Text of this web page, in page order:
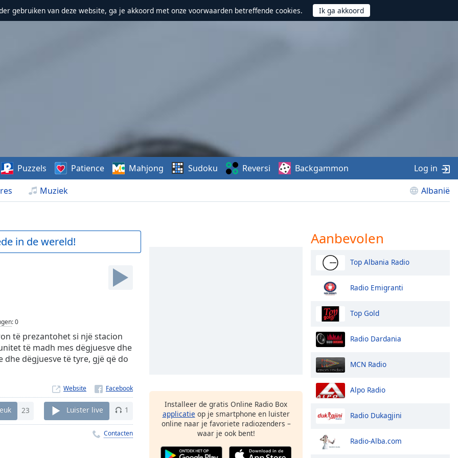
gebruiken van deze website, ga je akkoord met onze voorwaarden betreffende cookies.
Muziek Albanië
Puzzels Patience Mahjong Sudoku Reversi Backgammon Log in
in de wereld!
:0
të prezantohet si një stacion
të madh mes dëgjuesve dhe
dëgjuesve të tyre, gjë që do
Website
23 Luister live 1
Contacten
Installeer de gratis Online Radio Box
applicatie op je smartphone en luister
online naar je favoriete radiozenders –
waar je ook bent!
Aanbevolen
Top Albania Radio
Radio Emigranti
Top Gold
Radio Dardania
MCN Radio
Alpo Radio
Radio Dukagjini
Radio-Alba.com